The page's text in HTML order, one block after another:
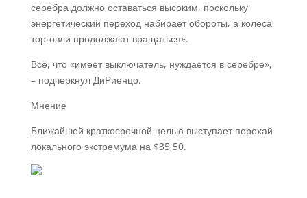
серебра должно оставаться высоким, поскольку
энергетический переход набирает обороты, а колеса
торговли продолжают вращаться».
Всё, что «имеет выключатель, нуждается в серебре»,
– подчеркнул ДиРиенцо.
Мнение
Ближайшей краткосрочной целью выступает перехай
локального экстремума на $35,50.